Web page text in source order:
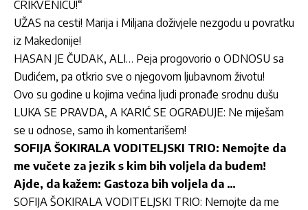
CRIKVENICU!“
UŽAS na cesti! Marija i Miljana doživjele nezgodu u povratku
iz Makedonije!
HASAN JE ČUDAK, ALI… Peja progovorio o ODNOSU sa
Dudićem, pa otkrio sve o njegovom ljubavnom životu!
Ovo su godine u kojima većina ljudi pronađe srodnu dušu
LUKA SE PRAVDA, A KARIĆ SE OGRAĐUJE: Ne miješam
se u odnose, samo ih komentarišem!
SOFIJA ŠOKIRALA VODITELJSKI TRIO: Nemojte da
me vučete za jezik s kim bih voljela da budem!
Ajde, da kažem: Gastoza bih voljela da …
SOFIJA ŠOKIRALA VODITELJSKI TRIO: Nemojte da me